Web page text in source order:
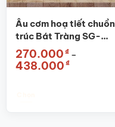
Âu cơm hoạ tiết chuồn
trúc Bát Tràng SG-
BT03
270.000 ₫ –
438.000 ₫Khoảng